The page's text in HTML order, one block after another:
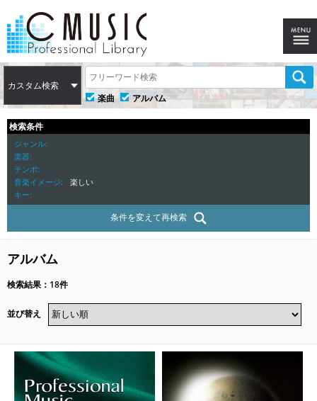
カスタム検索
楽曲
アルバム
検索条件
ジャンル
楽器
テンポ
音楽イメージ
楽しい
キー
条件を変えて再検索
アルバム
検索結果：18件
並び替え